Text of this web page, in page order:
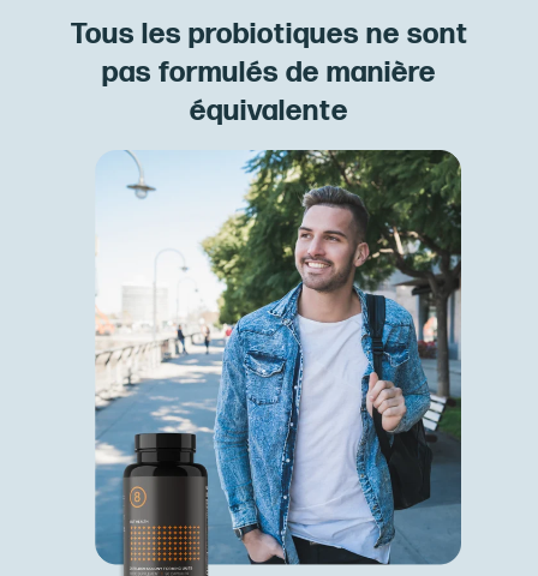
Tous les probiotiques ne sont
pas formulés de manière
équivalente